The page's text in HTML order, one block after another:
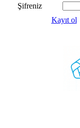
Şifreniz
Kayıt ol